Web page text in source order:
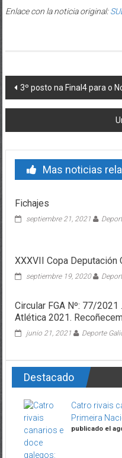
Enlace con la noticia original:
Post navigation
3º posto na Final4 para o
Mas noticias
Fichajes
septiembre 21, 2021
XXXVII Copa Deputación
septiembre 19, 2020
Circular FGA Nº: 77/
Atlética 2021.
junio 21, 2021 Deporte
Destacado
Catro rivais
Primeira
publicado el